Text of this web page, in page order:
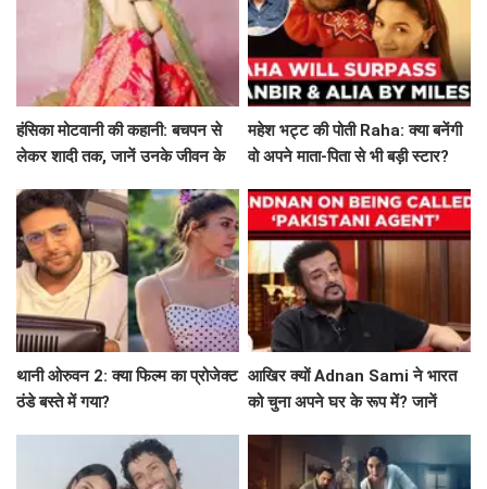
हंसिका मोटवानी की कहानी: बचपन से
लेकर शादी तक, जानें उनके जीवन के
महेश भट्ट की पोती Raha: क्या बनेंगी
वो अपने माता-पिता से भी बड़ी स्टार?
थानी ओरुवन 2: क्या फिल्म का प्रोजेक्ट
ठंडे बस्ते में गया?
आखिर क्यों Adnan Sami ने भारत
को चुना अपने घर के रूप में? जानें